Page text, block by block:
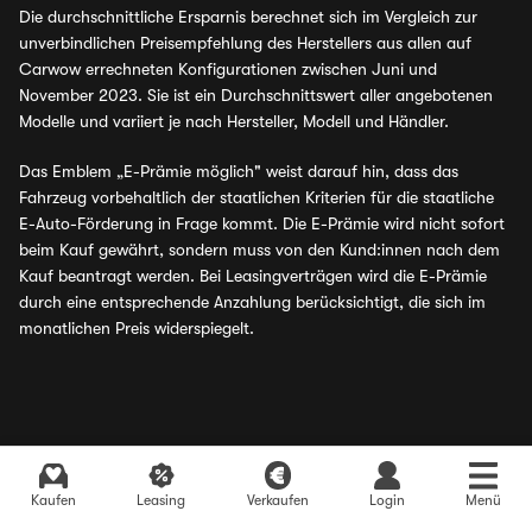
Kaufen Leasing Verkaufen Login Menü
Die durchschnittliche Ersparnis berechnet sich im Vergleich zur
unverbindlichen Preisempfehlung des Herstellers aus allen auf
Carwow errechneten Konfigurationen zwischen Juni und
November 2023. Sie ist ein Durchschnittswert aller angebotenen
Modelle und variiert je nach Hersteller, Modell und Händler.
Das Emblem „E-Prämie möglich" weist darauf hin, dass das
Fahrzeug vorbehaltlich der staatlichen Kriterien für die staatliche
E-Auto-Förderung in Frage kommt. Die E-Prämie wird nicht sofort
beim Kauf gewährt, sondern muss von den Kund:innen nach dem
Kauf beantragt werden. Bei Leasingverträgen wird die E-Prämie
durch eine entsprechende Anzahlung berücksichtigt, die sich im
monatlichen Preis widerspiegelt.